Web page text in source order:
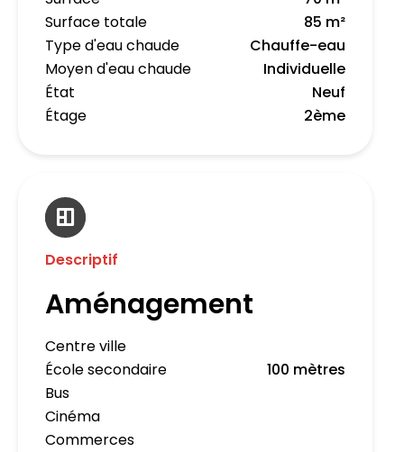
Surface totale
85 m²
Type d'eau chaude
Chauffe-eau
Moyen d'eau chaude
Individuelle
État
Neuf
Étage
2ème
Descriptif
Aménagement
Centre ville
École secondaire
100 mètres
Bus
Cinéma
Commerces